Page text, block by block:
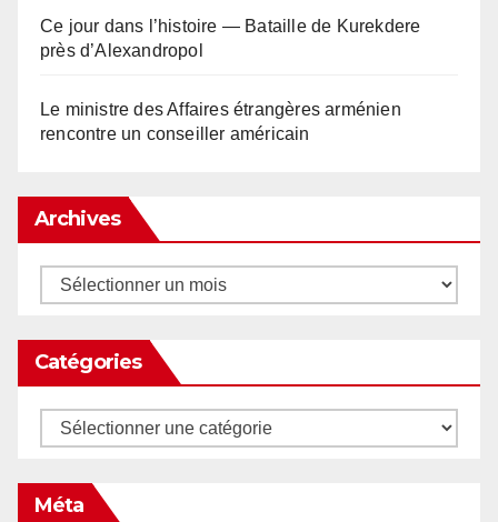
Ce jour dans l’histoire — Bataille de Kurekdere
près d’Alexandropol
Le ministre des Affaires étrangères arménien
rencontre un conseiller américain
Archives
Archives
Catégories
Catégories
Méta